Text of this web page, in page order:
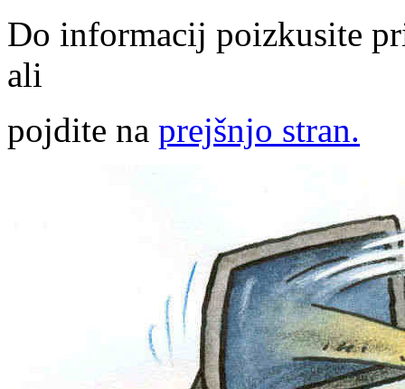
Do informacij poizkusite
ali
pojdite na prejšnjo stran.